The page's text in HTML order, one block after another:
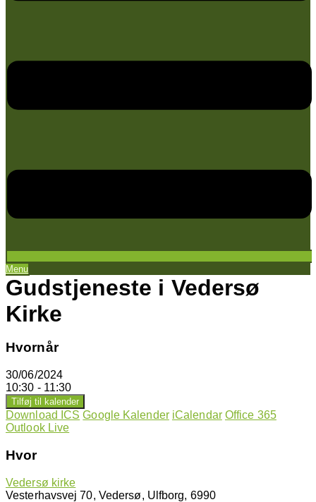
Menu
Gudstjeneste i Vedersø
Kirke
Hvornår
30/06/2024
10:30 - 11:30
Tilføj til kalender
Download ICS Google Kalender iCalendar Office 365
Outlook Live
Hvor
Vedersø kirke
Vesterhavsvej 70, Vedersø, Ulfborg, 6990